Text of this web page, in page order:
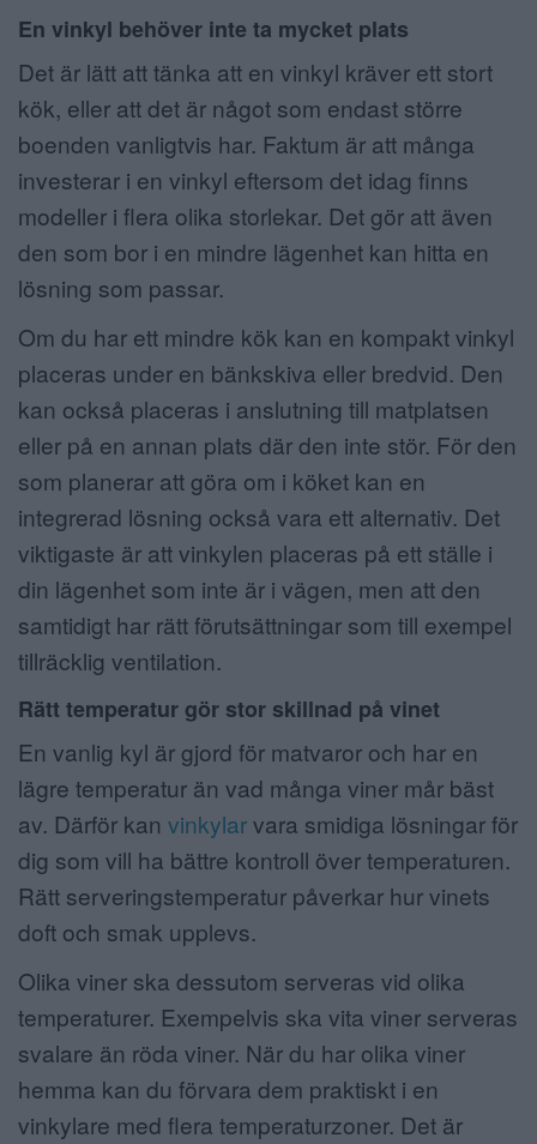
En vinkyl behöver inte ta mycket plats
Det är lätt att tänka att en vinkyl kräver ett stort
kök, eller att det är något som endast större
boenden vanligtvis har. Faktum är att många
investerar i en vinkyl eftersom det idag finns
modeller i flera olika storlekar. Det gör att även
den som bor i en mindre lägenhet kan hitta en
lösning som passar.
Om du har ett mindre kök kan en kompakt vinkyl
placeras under en bänkskiva eller bredvid. Den
kan också placeras i anslutning till matplatsen
eller på en annan plats där den inte stör. För den
som planerar att göra om i köket kan en
integrerad lösning också vara ett alternativ. Det
viktigaste är att vinkylen placeras på ett ställe i
din lägenhet som inte är i vägen, men att den
samtidigt har rätt förutsättningar som till exempel
tillräcklig ventilation.
Rätt temperatur gör stor skillnad på vinet
En vanlig kyl är gjord för matvaror och har en
lägre temperatur än vad många viner mår bäst
av. Därför kan vinkylarvara smidiga lösningar för
dig som vill ha bättre kontroll över temperaturen.
Rätt serveringstemperatur påverkar hur vinets
doft och smak upplevs.
Olika viner ska dessutom serveras vid olika
temperaturer. Exempelvis ska vita viner serveras
svalare än röda viner. När du har olika viner
hemma kan du förvara dem praktiskt i en
vinkylare med flera temperaturzoner. Det är